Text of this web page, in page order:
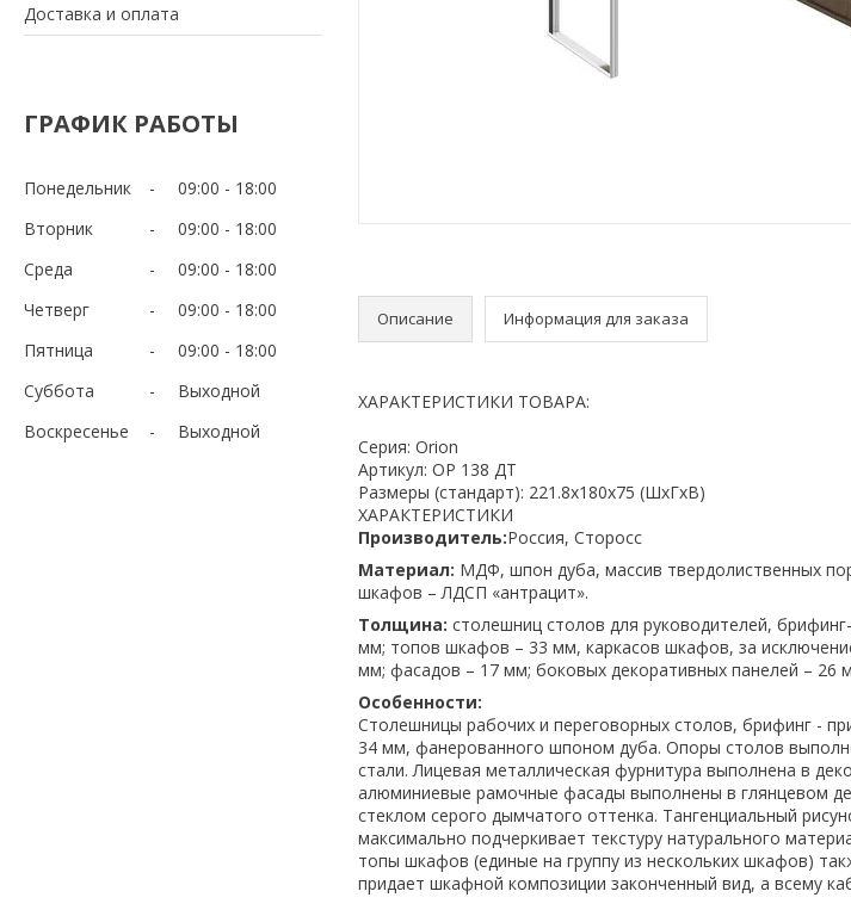
Доставка и оплата
ГРАФИК РАБОТЫ
Понедельник 09:00
18:00
Вторник
09:00
18:00
Среда
09:00
18:00
Четверг
09:00
18:00
Пятница
09:00
18:00
Суббота
Выходной
Воскресенье
Выходной
Описание Информация для заказа
ХАРАКТЕРИСТИКИ ТОВАРА:
Серия: Orion
Артикул: ОР 138 ДТ
Размеры (стандарт): 221.8x180x75 (ШхГхВ)
ХАРАКТЕРИСТИКИ
Производитель:Россия, Сторосс
Материал: МДФ, шпон дуба, массив твердолиственных
шкафов – ЛДСП «антрацит».
Толщина: столешниц столов для руководителей,
мм; топов шкафов – 33 мм, каркасов шкафов, за
мм; фасадов – 17 мм; боковых декоративных панелей – 26
Особенности:
Столешницы рабочих и переговорных столов, брифинг -
34 мм, фанерованного шпоном дуба. Опоры столов
стали. Лицевая металлическая фурнитура выполнена в
алюминиевые рамочные фасады выполнены в глянцевом
стеклом серого дымчатого оттенка. Тангенциальный
максимально подчеркивает текстуру натурального
топы шкафов (единые на группу из нескольких шкафов)
придает шкафной композиции законченный вид, а всему